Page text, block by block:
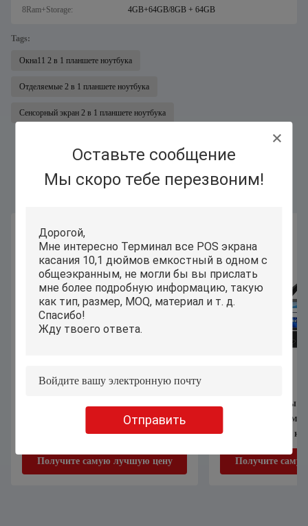
Оставьте сообщение
Мы скоро тебе перезвоним!
Отправить
8Ram+Storage: 4GB+64GB/8GB + 64GB
Tags:
Окна11 2 в 1 планшете ноутбука
Отделяемые 2 в 1 планшете ноутбука
Сенсорный экран 2 в 1 планшете ноутбука
Similar Products
дюймов для терминала
взаимодействия киоска
Получите самую лучшую цену
8 ПК планшета
взаимодействия
разрешением 1280
Получите